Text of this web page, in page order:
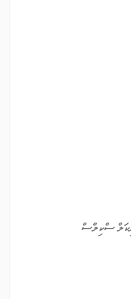
ސްކިލްސް